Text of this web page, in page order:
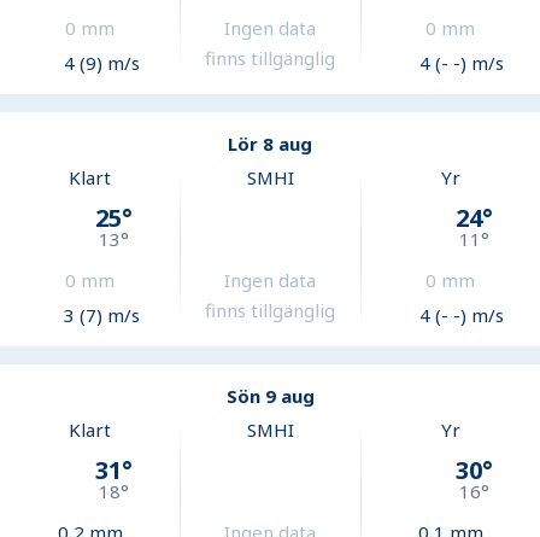
0 mm
4 (9) m/s
Ingen data
finns tillgänglig
0 mm
4 (- -) m/s
Lör 8 aug
Klart
25°
13°
0 mm
3 (7) m/s
SMHI
Ingen data
finns tillgänglig
Yr
24°
11°
0 mm
4 (- -) m/s
Sön 9 aug
Klart
31°
18°
SMHI Yr
30°
16°